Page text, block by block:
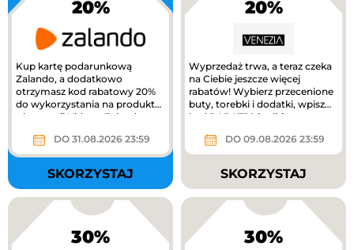
20%
Kup kartę podarunkową
Zalando, a dodatkowo
otrzymasz kod rabatowy 20%
do wykorzystania na produkty
z kategorii Kids na Zalando.
DO 31.08.2026 23:59
SKORZYSTAJ
20%
Wyprzedaż trwa, a teraz czeka
na Ciebie jeszcze więcej
rabatów! Wybierz przecenione
buty, torebki i dodatki, wpisz
kod RABAT20 i odbierz...
DO 09.08.2026 23:59
SKORZYSTAJ
30% 30%